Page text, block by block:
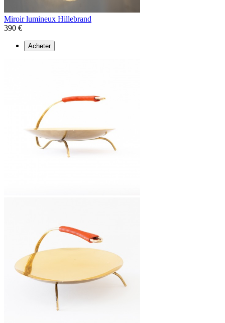
Miroir lumineux Hillebrand
390 €
Acheter